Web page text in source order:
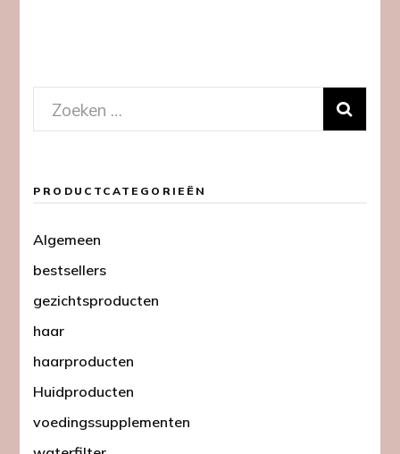
Zoeken
naar:
PRODUCTCATEGORIEËN
Algemeen
bestsellers
gezichtsproducten
haar
haarproducten
Huidproducten
voedingssupplementen